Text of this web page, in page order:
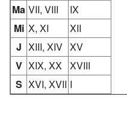
Ma VII, VIII
IX
Mi X, XI
XII
J XIII, XIV XV
V XIX, XX
XVIII
S XVI, XVII I